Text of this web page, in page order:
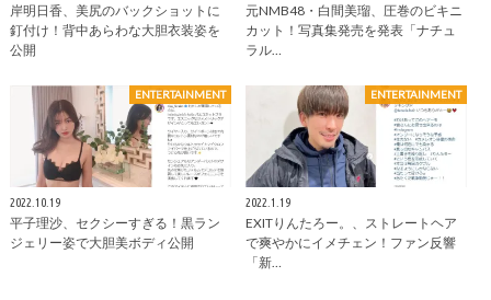
岸明日香、美尻のバックショットに
釘付け！背中あらわな大胆衣装姿を
公開
元NMB48・白間美瑠、圧巻のビキニ
カット！写真集発売を発表「ナチュ
ラル…
ENTERTAINMENT
2022.10.19
平子理沙、セクシーすぎる！黒ラン
ジェリー姿で大胆美ボディ公開
ENTERTAINMENT
2022.1.19
EXITりんたろー。、ストレートヘア
で爽やかにイメチェン！ファン反響
「新…